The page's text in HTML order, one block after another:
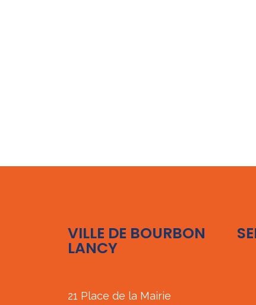
VILLE DE BOURBON
LANCY
21 Place de la Mairie